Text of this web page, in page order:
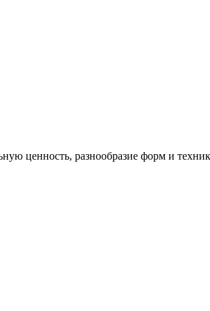
ценность, разнообразие форм и техник